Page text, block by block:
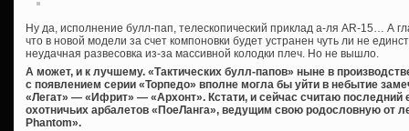
Ну да, исполнение булл-пап, телескопический приклад а-ля AR-15… А
что в новой модели за счет компоновки будет устранен чуть ли не
неудачная развесовка из-за массивной колодки плеч. Но не вышло.
А может, и к лучшему. «Тактических булл-папов» ныне в
с появлением серии «Торпедо» вполне могла бы уйти в небытие
«Легат» — «Ифрит» — «Архонт». Кстати, и сейчас считаю
охотничьих арбалетов «ПоеЛанга», ведущим свою родословную от
Phantom».